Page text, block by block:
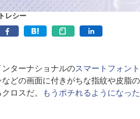
レシー
ターナショナルのスマートフォント
どの画面に付きがちな指紋や皮脂の
ロスだ。
もうポチれるようになった